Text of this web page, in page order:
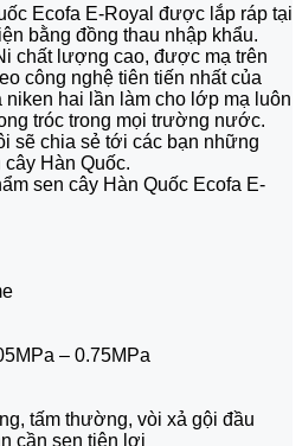
Ecofa E-Royal được lắp ráp tại
bằng đồng thau nhập khẩu.
chất lượng cao, được mạ trên
công nghệ tiên tiến nhất của
hai lần làm cho lớp mạ luôn
tróc trong mọi trường nước.
sẽ chia sẻ tới các bạn những
Hàn Quốc.
sen cây Hàn Quốc Ecofa E-
– 0.75MPa
tấm thường, vòi xả gội đầu
cần sen tiện lợi